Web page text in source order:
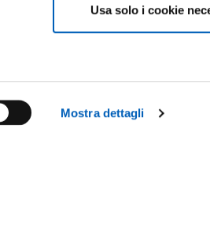
Mostra dettagli
Usa solo i cookie
CONTATTACI